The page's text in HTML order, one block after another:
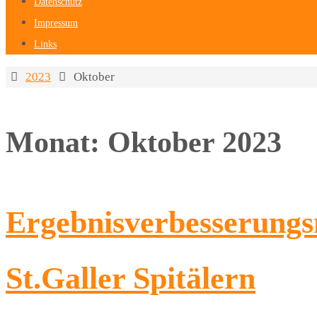
Impressum
Links
Home2023 Oktober
Monat: Oktober 2023
St.Galler Spitälern